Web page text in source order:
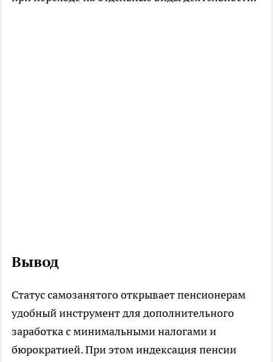
Вывод
Статус самозанятого открывает пенсионерам
удобный инструмент для дополнительного
заработка с минимальными налогами и
бюрократией. При этом индексация пенсии